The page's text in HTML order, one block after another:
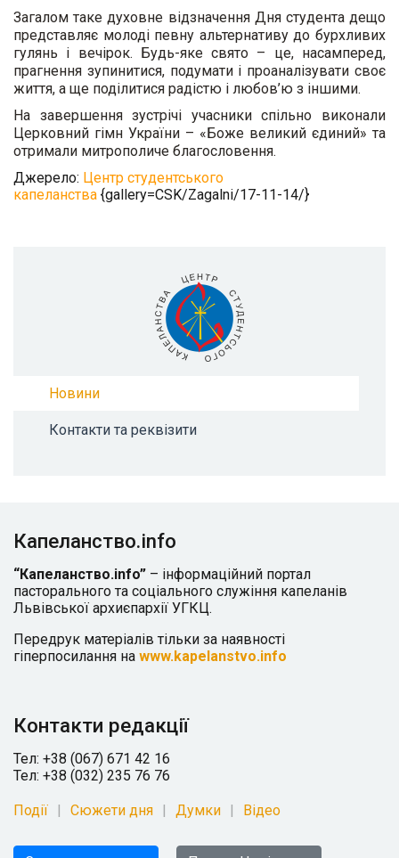
Загалом таке духовне відзначення Дня студента дещо
представляє молоді певну альтернативу до бурхливих
гулянь і вечірок. Будь-яке свято – це, насамперед,
прагнення зупинитися, подумати і проаналізувати своє
життя, а ще поділитися радістю і любов’ю з іншими.
На завершення зустрічі учасники спільно виконали
Церковний гімн України – «Боже великий єдиний» та
отримали митрополиче благословення.
Джерело: Центр студентського
капеланства {gallery=CSK/Zagalni/17-11-14/}
Новини
Контакти та реквізити
Капеланство.info
“Капеланство.info” – інформаційний портал
пасторального та соціального служіння капеланів
Львівської архиєпархії УГКЦ.
Передрук матеріалів тільки за наявності
гіперпосилання на www.kapelanstvo.info
Контакти редакції
Тел: +38 (067) 671 42 16
Тел: +38 (032) 235 76 76
Події Сюжети дня Думки Відео